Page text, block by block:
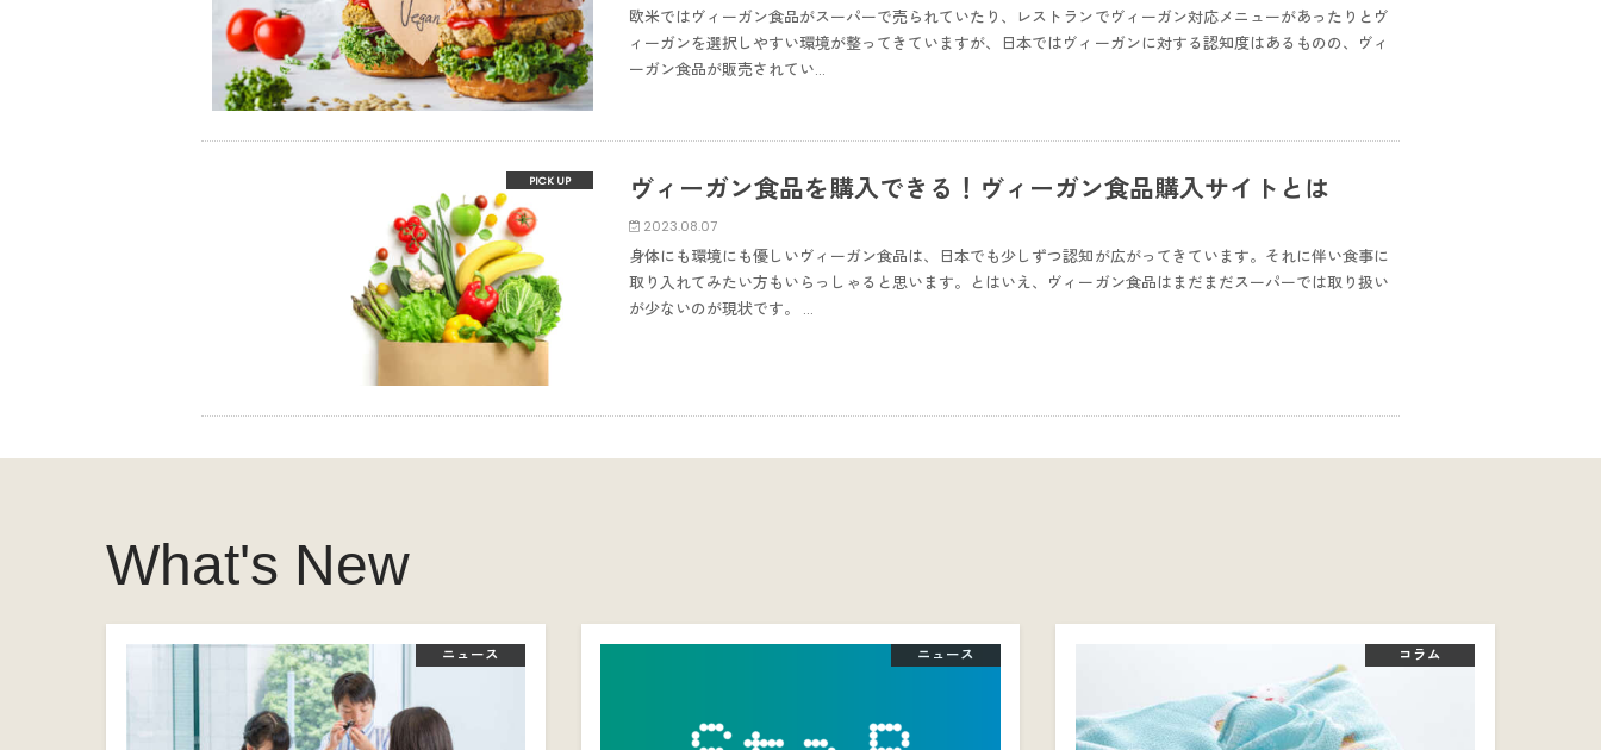
欧米ではヴィーガン食品がスーパーで売られていたり、レストランでヴィーガン対応メニューがあったりとヴ
ィーガンを選択しやすい環境が整ってきていますが、日本ではヴィーガンに対する認知度はあるものの、ヴィ
ーガン食品が販売されてい…
ヴィーガン食品を購入できる！ヴィーガン食品購入サイトとは
2023.08.07
身体にも環境にも優しいヴィーガン食品は、日本でも少しずつ認知が広がってきています。それに伴い食事に
取り入れてみたい方もいらっしゃると思います。とはいえ、ヴィーガン食品はまだまだスーパーでは取り扱い
が少ないのが現状です。 …
What's New
ニュース ニュース コラム